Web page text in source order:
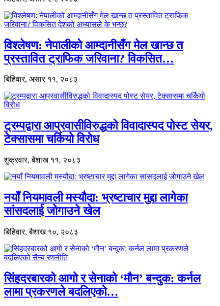
विश्लेषण: नेपालीको आम्दानीसँग मेल खान्छ त
प्रस्तावित ट्राफिक जरिवाना? विकसित…
बिहिवार, असार ११, २०८३
ट्रम्पद्वारा आप्रवासीविरुद्धको विवादास्पद पोस्ट सेयर,
टेक्सासमा चर्कियो विरोध
शुक्रवार, बैशाख ११, २०८३
नयाँ नियमावली मस्यौदा: भ्रष्टाचार मुद्दा लागेका
सांसदलाई जोगाउने खेल
बिहिवार, बैशाख १०, २०८३
सिंहदरबारको आगो र सेनाको ‘मौन’ बन्दुक: कर्नल
लामा प्रकरणले बदलिएको…